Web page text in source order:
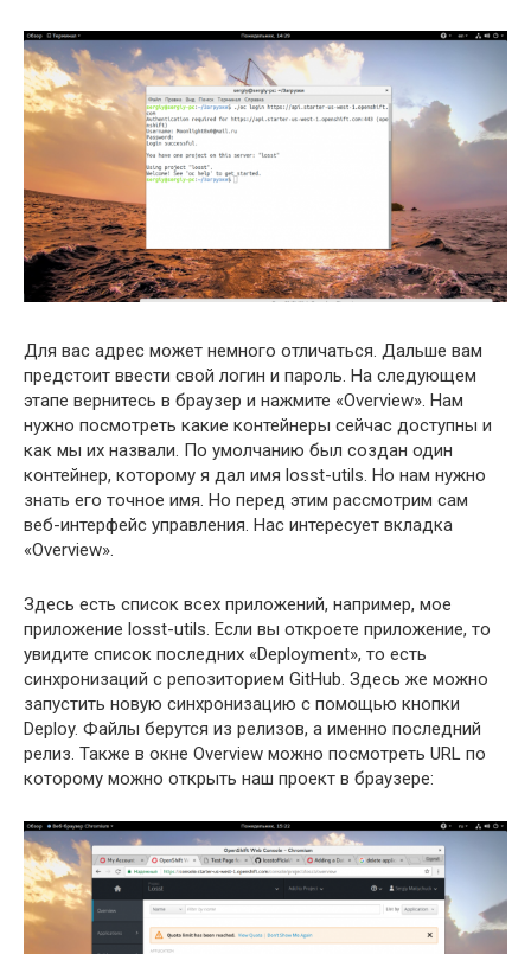
Для вас адрес может немного отличаться. Дальше вам
предстоит ввести свой логин и пароль. На следующем
этапе вернитесь в браузер и нажмите «Overview». Нам
нужно посмотреть какие контейнеры сейчас доступны и
как мы их назвали. По умолчанию был создан один
контейнер, которому я дал имя losst-utils. Но нам нужно
знать его точное имя. Но перед этим рассмотрим сам
веб-интерфейс управления. Нас интересует вкладка
«Overview».
Здесь есть список всех приложений, например, мое
приложение losst-utils. Если вы откроете приложение, то
увидите список последних «Deployment», то есть
синхронизаций с репозиторием GitHub. Здесь же можно
запустить новую синхронизацию с помощью кнопки
Deploy. Файлы берутся из релизов, а именно последний
релиз. Также в окне Overview можно посмотреть URL по
которому можно открыть наш проект в браузере: